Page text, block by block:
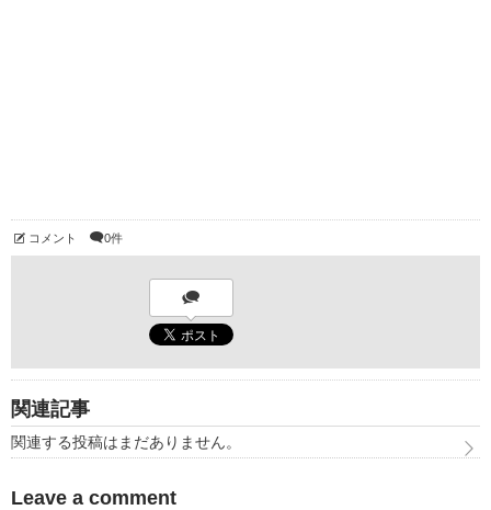
コメント 0件
関連記事
関連する投稿はまだありません。
Leave a comment